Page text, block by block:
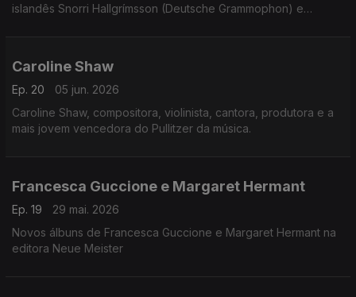
islandês Snorri Hallgrímsson (Deutsche Grammophon) e
Caroline Shaw
Ep. 20
05 jun. 2026
Caroline Shaw, compositora, violinista, cantora, produtora e a
mais jovem vencedora do Pullitzer da música.
Francesca Guccione e Margaret Hermant
Ep. 19
29 mai. 2026
Novos álbuns de Francesca Guccione e Margaret Hermant na
editora Neue Meister